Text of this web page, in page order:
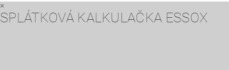
×
SPLÁTKOVÁ KALKULAČKA ESSOX